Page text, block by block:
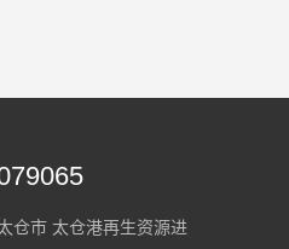
仓市 太仓港再生资源进